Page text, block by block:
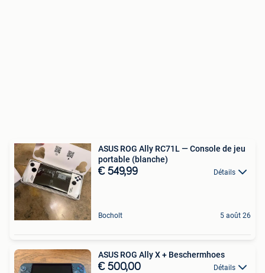
ASUS ROG Ally RC71L — Console de jeu
portable (blanche)
€ 549,99 Détails
Bocholt 5 août 26
ASUS ROG Ally X + Beschermhoes
€ 500,00 Détails